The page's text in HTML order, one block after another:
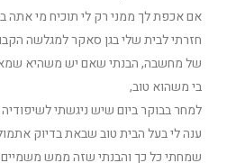
אם אכפת לך ממני רק לי תוכיח מי אתה
חזרתי לבית שלי בגן סאקר למגלשה
של מחשבה, הבנתי שאם יש משהיא
בי משהוא טוב,
למחר בבוקר ביום שיש ניגשתי
ענה לי בעל הבית טוב שבאת בדיוק
שמחתי כל כך והבנתי שזה ממש